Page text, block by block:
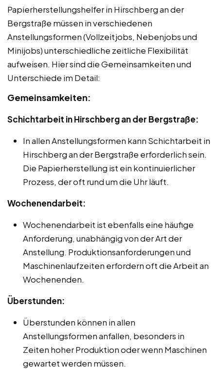
Papierherstellungshelfer in Hirschberg an der
Bergstraße müssen in verschiedenen
Anstellungsformen (Vollzeitjobs, Nebenjobs und
Minijobs) unterschiedliche zeitliche Flexibilität
aufweisen. Hier sind die Gemeinsamkeiten und
Unterschiede im Detail:
Gemeinsamkeiten:
Schichtarbeit in Hirschberg an der Bergstraße:
In allen Anstellungsformen kann Schichtarbeit in
Hirschberg an der Bergstraße erforderlich sein.
Die Papierherstellung ist ein kontinuierlicher
Prozess, der oft rund um die Uhr läuft.
Wochenendarbeit:
Wochenendarbeit ist ebenfalls eine häufige
Anforderung, unabhängig von der Art der
Anstellung. Produktionsanforderungen und
Maschinenlaufzeiten erfordern oft die Arbeit an
Wochenenden.
Überstunden:
Überstunden können in allen
Anstellungsformen anfallen, besonders in
Zeiten hoher Produktion oder wenn Maschinen
gewartet werden müssen.